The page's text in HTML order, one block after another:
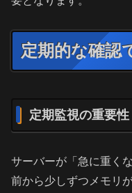
定期的な確認
定期監視の重要性
サーバーが「急に重く
前から少しずつメモリ